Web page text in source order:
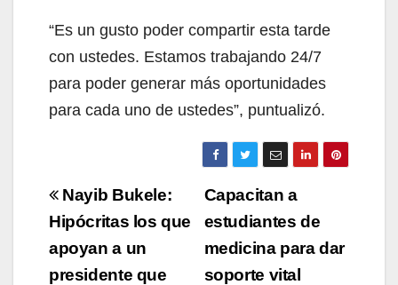
“Es un gusto poder compartir esta tarde
con ustedes. Estamos trabajando 24/7
para poder generar más oportunidades
para cada uno de ustedes”, puntualizó.
Navegación
de
entradas
Capacitan a
estudiantes de
medicina para dar
soporte vital
Nayib Bukele:
Hipócritas los que
apoyan a un
presidente que